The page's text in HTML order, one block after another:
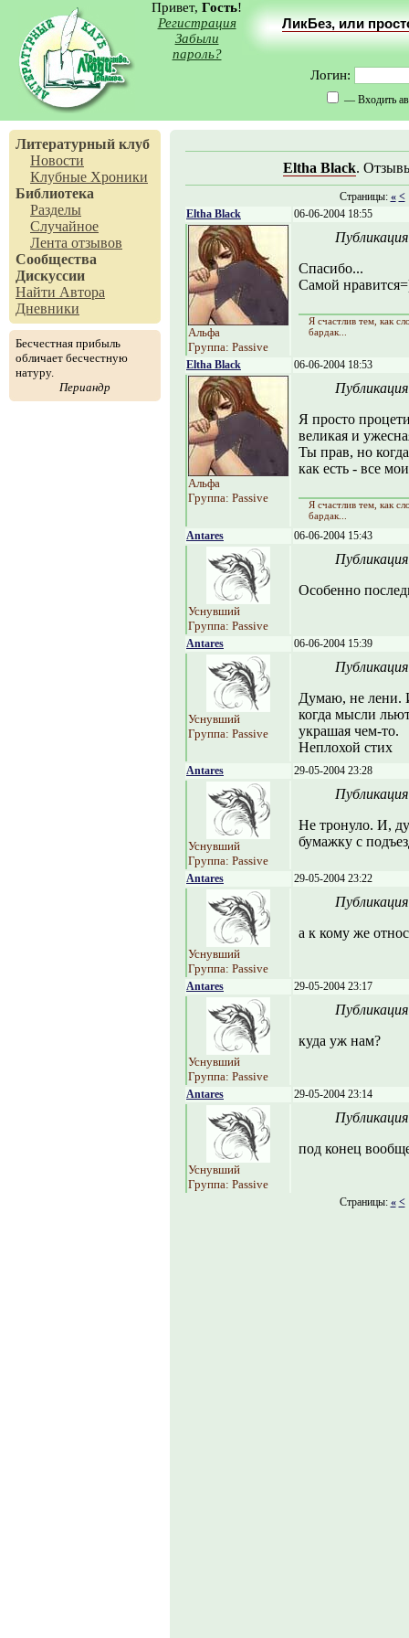
Привет, Гость!
Регистрация
Забыли
пароль?
ЛикБез, или
Логин:
— Входить
Литературный клуб
Новости
Клубные Хроники
Библиотека
Разделы
Случайное
Лента отзывов
Сообщества
Дискуссии
Найти Автора
Дневники
Бесчестная прибыль
обличает бесчестную
натуру.
Периандр
Eltha Black.
Страницы: « <
Eltha Black
06-06-2004 18:55
Альфа
Группа: Passive
Спасибо...
Самой
Я счастлив тем, как
бардак...
Eltha Black 06-06-2004 18:53
Альфа
Группа: Passive
Я просто
великая и
Ты прав, но
как есть - все
Я счастлив тем, как
бардак...
Antares 06-06-2004 15:43
Уснувший
Группа: Passive
Особенно
Antares 06-06-2004 15:39
Уснувший
Группа: Passive
Думаю, не лени.
когда мысли
украшая чем-то.
Неплохой стих
Antares 29-05-2004 23:28
Уснувший
Группа: Passive
Не тронуло. И,
бумажку с
Antares 29-05-2004 23:22
Уснувший
Группа: Passive
а к кому же
Antares 29-05-2004 23:17
Уснувший
Группа: Passive
куда уж нам?
Antares 29-05-2004 23:14
Уснувший
Группа: Passive
под конец
Страницы: « <